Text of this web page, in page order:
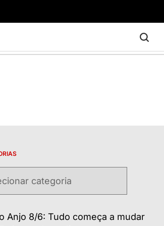
Anjo 8/6: Tudo começa a mudar